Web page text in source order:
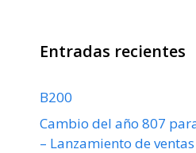
Entradas recientes
B200
Cambio del año 807
– Lanzamiento de